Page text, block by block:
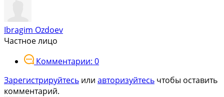
Ibragim Ozdoev
Частное лицо
Комментарии: 0
Зарегистрируйтесь или авторизуйтесь чтобы оставить
комментарий.